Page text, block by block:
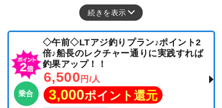
続きを表示
乗合
◇午前◇LTアジ釣りプラン♪ポイント2
倍♪船長のレクチャー通りに実践すれば
釣果アップ！！
6,500 円/人
3,000ポイント還元